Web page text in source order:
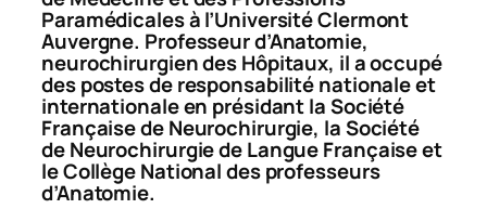
Paramédicales à l’Université Clermont
Auvergne. Professeur d’Anatomie,
neurochirurgien des Hôpitaux, il a occupé
des postes de responsabilité nationale et
internationale en présidant la Société
Française de Neurochirurgie, la Société
de Neurochirurgie de Langue Française et
le Collège National des professeurs
d’Anatomie.